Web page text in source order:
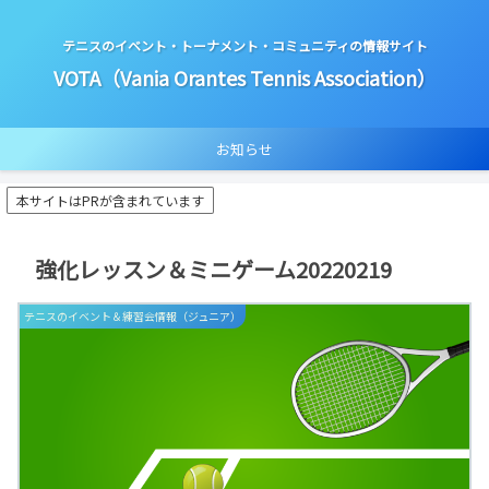
テニスのイベント・トーナメント・コミュニティの情報サイト
VOTA（Vania Orantes Tennis Association）
お知らせ
本サイトはPRが含まれています
強化レッスン＆ミニゲーム20220219
テニスのイベント＆練習会情報（ジュニア）